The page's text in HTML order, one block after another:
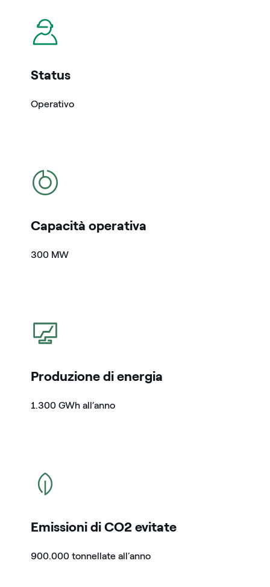
icona
Status
Operativo
icona
Capacità operativa
300 MW
icona
Produzione di energia
1.300 GWh all’anno
icona
Emissioni di CO2 evitate
900.000 tonnellate all’anno